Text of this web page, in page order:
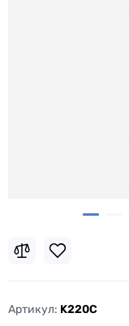
Артикул: K220С